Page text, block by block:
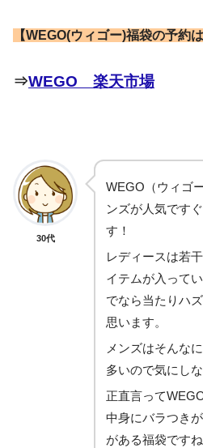
バッグ
アクセサリー
ネックウォーマ―
・アウター
・トップス
・ボトムス
【WEGO(ウィゴー)福袋の予約
⇒WEGO 楽天市場
30代
WEGO（ウィゴ
ンズが人気です
す！
レディースは若
イテムが入って
でなら当たりハ
思います。
メンズはそんな
多いので気にし
正直言って
中身にバラつき
がある福袋です